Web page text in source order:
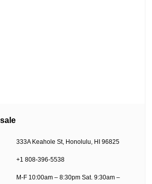
333A Keahole St, Honolulu, HI 96825
+1 808-396-5538
M-F 10:00am – 8:30pm Sat. 9:30am –